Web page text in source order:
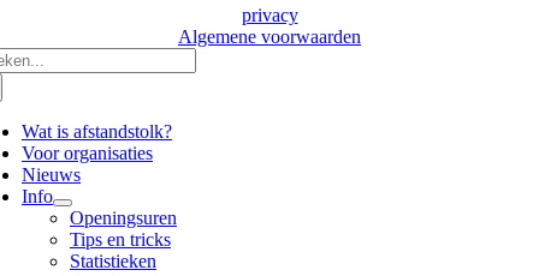
privacy
Algemene voorwaarden
Wat is afstandstolk?
Voor organisaties
Nieuws
Info
Openingsuren
Tips en tricks
Statistieken